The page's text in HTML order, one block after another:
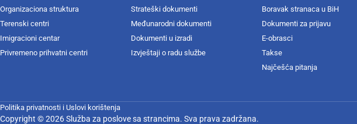
Organizaciona struktura
Terenski centri
Imigracioni centar
Privremeno prihvatni centri
Strateški dokumenti
Međunarodni dokumenti
Dokumenti u izradi
Izvještaji o radu službe
Boravak stranaca u BiH
Dokumenti za prijavu
E-obrasci
Takse
Najčešća pitanja
Politika privatnosti i Uslovi korištenja
Copyright © 2026 Služba za poslove sa strancima. Sva prava zadržana.